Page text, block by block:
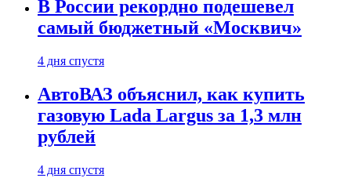
В России рекордно подешевел
самый бюджетный «Москвич»
4 дня спустя
АвтоВАЗ объяснил, как купить
газовую Lada Largus за 1,3 млн
рублей
4 дня спустя